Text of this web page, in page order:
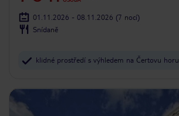
01.11.2026 - 08.11.2026 (7 nocí)
Snídaně
klidné prostředí s výhledem na Čertovu horu